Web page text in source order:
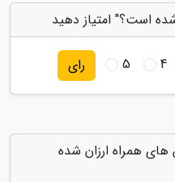
است؟" امتیاز دهید
4
5 رای
های همراه ارزان شده